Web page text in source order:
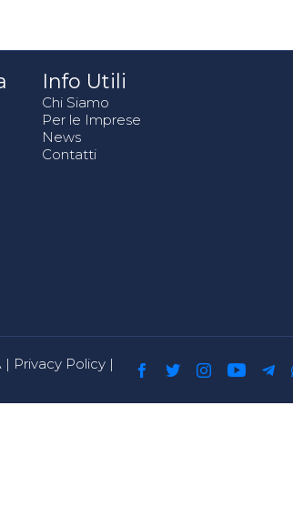
Info Utili
Chi Siamo
Per le Imprese
News
Contatti
| Privacy Policy |